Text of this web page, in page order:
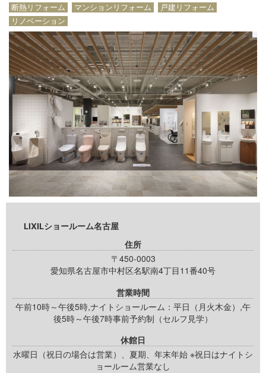
断熱リフォーム
マンションリフォーム
戸建リフォーム
リノベーション
LIXILショールーム名古屋
住所
〒450-0003
愛知県名古屋市中村区名駅南4丁目11番40号
営業時間
午前10時～午後5時,ナイトショールーム：平日（月火木金）,午
後5時～午後7時事前予約制（セルフ見学）
休館日
水曜日（祝日の場合は営業）、夏期、年末年始 ※祝日はナイトシ
ョールーム営業なし